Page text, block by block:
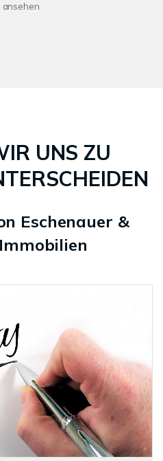
ansehen
UNS ZU
Eschenauer &